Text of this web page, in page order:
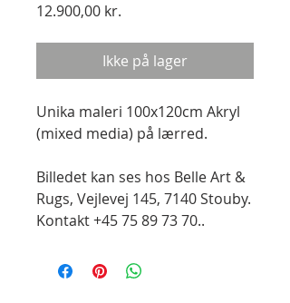
12.900,00 kr.
Ikke på lager
Unika maleri 100x120cm Akryl
(mixed media) på lærred.
Billedet kan ses hos Belle Art &
Rugs, Vejlevej 145, 7140 Stouby.
Kontakt +45 75 89 73 70..